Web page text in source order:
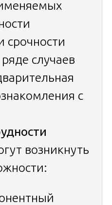
срочности
случаев
с
возникнуть